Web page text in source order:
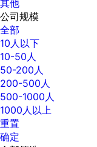
其他
公司规模
全部
10人以下
10-50人
50-200人
200-500人
500-1000人
1000人以上
重置
确定